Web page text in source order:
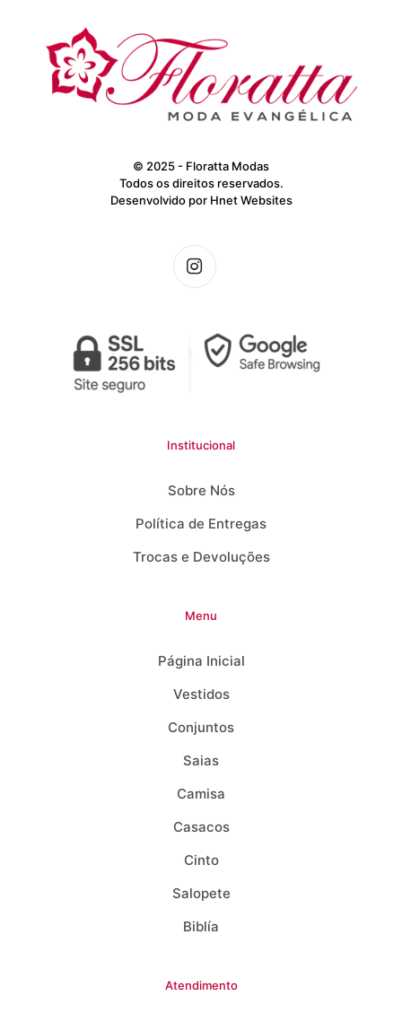
© 2025 - Floratta Modas
Todos os direitos reservados.
Desenvolvido por Hnet Websites
Institucional
Sobre Nós
Política de Entregas
Trocas e Devoluções
Menu
Página Inicial
Vestidos
Conjuntos
Saias
Camisa
Casacos
Cinto
Salopete
Biblía
Atendimento